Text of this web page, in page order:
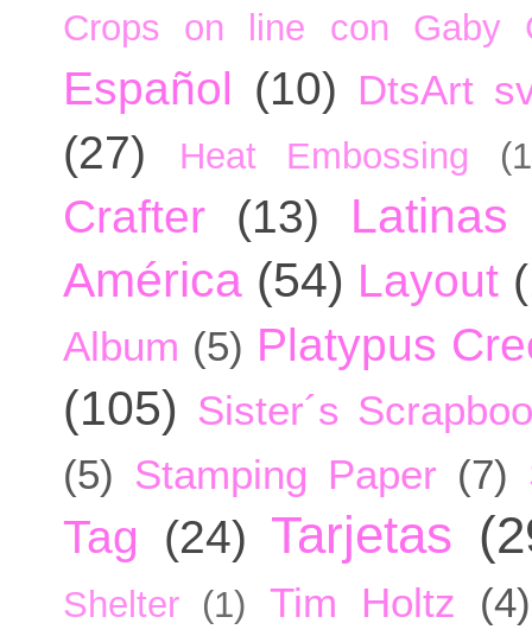
Crops on line con Gaby
Español (10) DtsArt
(27) Heat Embossing
Crafter (13)
América (54) Layout
Album (5) Platypus
(105) Sister´s
(5) Stamping Paper (7)
Tag (24) Tarjetas
Shelter (1) Tim Holtz (4)